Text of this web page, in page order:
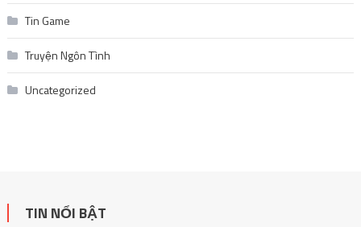
Tin Game
Truyện Ngôn Tình
Uncategorized
TIN NỔI BẬT